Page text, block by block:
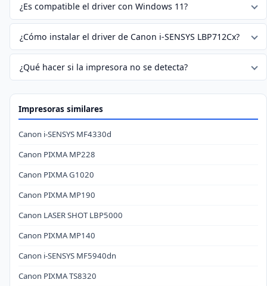
¿Es compatible el driver con Windows 11?
¿Cómo instalar el driver de Canon i-SENSYS LBP712Cx?
¿Qué hacer si la impresora no se detecta?
Impresoras similares
Canon i-SENSYS MF4330d
Canon PIXMA MP228
Canon PIXMA G1020
Canon PIXMA MP190
Canon LASER SHOT LBP5000
Canon PIXMA MP140
Canon i-SENSYS MF5940dn
Canon PIXMA TS8320